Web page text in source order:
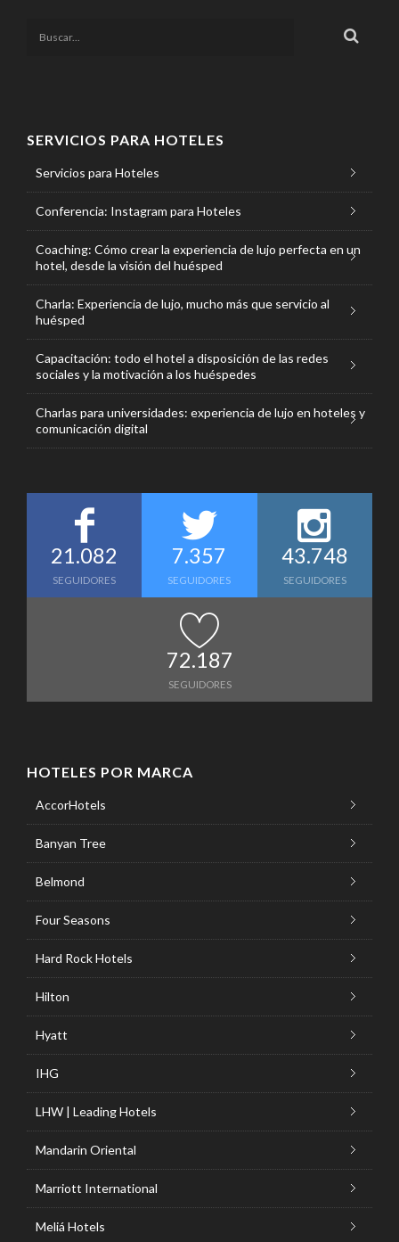
SERVICIOS PARA HOTELES
Servicios para Hoteles
Conferencia: Instagram para Hoteles
Coaching: Cómo crear la experiencia de lujo perfecta en un
hotel, desde la visión del huésped
Charla: Experiencia de lujo, mucho más que servicio al
huésped
Capacitación: todo el hotel a disposición de las redes
sociales y la motivación a los huéspedes
Charlas para universidades: experiencia de lujo en hoteles y
comunicación digital
21.082
SEGUIDORES
7.357
SEGUIDORES
43.748
SEGUIDORES
72.187
SEGUIDORES
HOTELES POR MARCA
AccorHotels
Banyan Tree
Belmond
Four Seasons
Hard Rock Hotels
Hilton
Hyatt
IHG
LHW | Leading Hotels
Mandarin Oriental
Marriott International
Meliá Hotels